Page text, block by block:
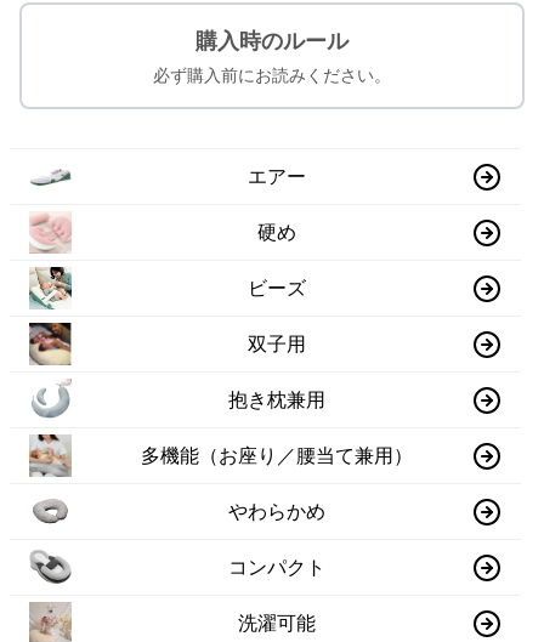
購入時のルール
必ず購入前にお読みください。
エアー
硬め
ビーズ
双子用
抱き枕兼用
多機能（お座り／腰当て兼用）
やわらかめ
コンパクト
洗濯可能